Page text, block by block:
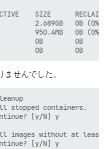
SIZE
2.689GB   0B (0%)
950.4MB   0B (0%)
0B        0B
ませんでした。
stopped containers.
[y/N] y
images without at
[y/N] y